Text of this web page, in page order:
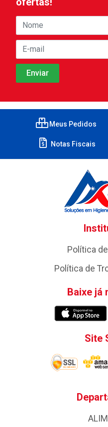
Meus Pedidos
Notas Fiscais
Política
Política de
Baixe já
Site